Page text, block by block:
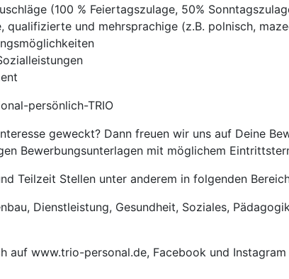
(100 % Feiertagszulage, 50%
qualifizierte und mehrsprachige (z.B. polnisch,
persönlich-TRIO
geweckt? Dann freuen wir uns auf Deine
Bewerbungsunterlagen mit möglichem
Teilzeit Stellen unter anderem in folgenden
Dienstleistung, Gesundheit, Soziales,
auf www.trio-personal.de, Facebook und Instagram